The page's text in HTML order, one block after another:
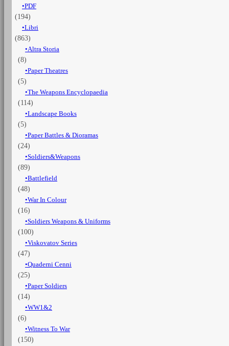
1870
quantità
PDF
(194)
Libri
(863)
Altra Storia
(8)
Paper Theatres
(5)
The Weapons Encyclopaedia
(114)
Landscape Books
(5)
Paper Battles & Dioramas
(24)
Soldiers&Weapons
(89)
Battlefield
(48)
War In Colour
(16)
Soldiers Weapons & Uniforms
(100)
Viskovatov Series
(47)
Quaderni Cenni
(25)
Paper Soldiers
(14)
WW1&2
(6)
Witness To War
(150)